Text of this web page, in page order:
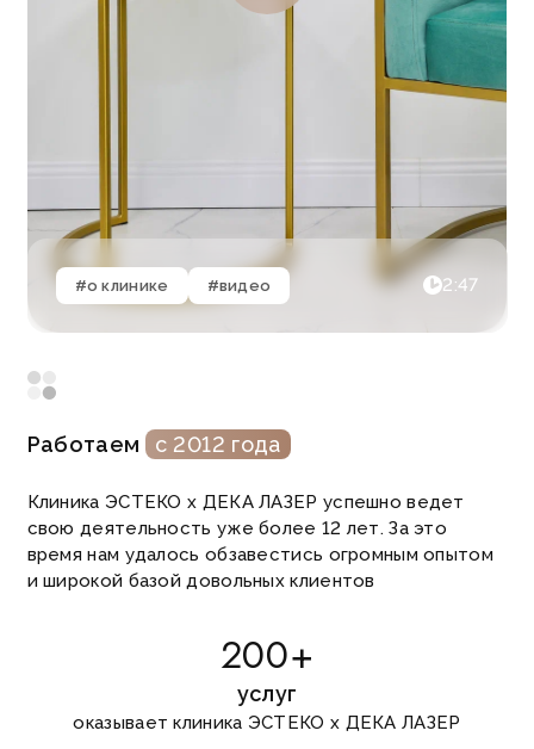
#о клинике #видео 2:47
Работаем с 2012 года
Клиника ЭСТЕКО х ДЕКА ЛАЗЕР успешно ведет
свою деятельность уже более 12 лет. За это
время нам удалось обзавестись огромным опытом
и широкой базой довольных клиентов
200+
услуг
оказывает клиника ЭСТЕКО х ДЕКА ЛАЗЕР